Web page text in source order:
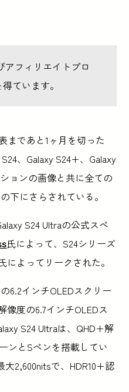
アフィリエイトプロ
ています。
まであと1ヶ月を切った
、Galaxy S24+、Galaxy
ョンの画像と共に全ての
下にさらされている。
S24 Ultraの公式スペ
氏によって、S24シリーズ
によってリークされた。
6.2インチOLEDスクリー
度の6.7インチOLEDス
S24 Ultraは、QHD+解
ンとSペンを搭載してい
2,600nitsで、HDR10+認